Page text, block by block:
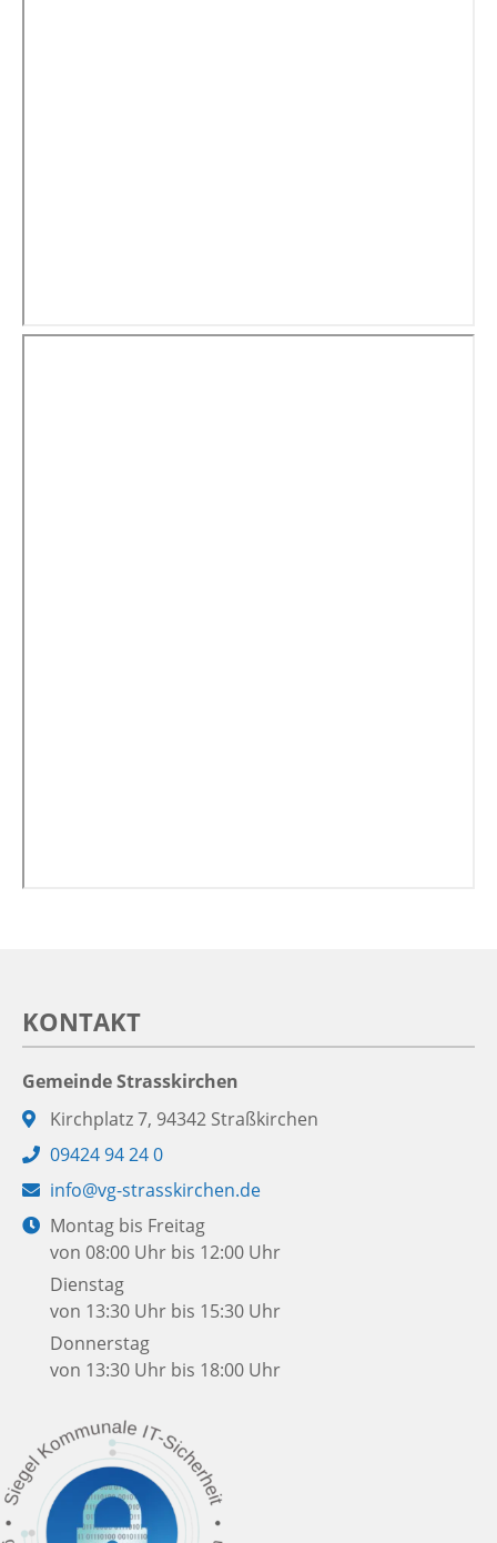
KONTAKT
Gemeinde Strasskirchen
Adresse:
Kirchplatz 7, 94342 Straßkirchen
Telefon:
09424 94 24 0
E-
Mail:
info@vg-strasskirchen.de
Öffnungszeiten:
Montag bis Freitag
von 08:00 Uhr bis 12:00 Uhr
Dienstag
von 13:30 Uhr bis 15:30 Uhr
Donnerstag
von 13:30 Uhr bis 18:00 Uhr